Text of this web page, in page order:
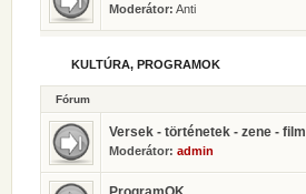
Moderátor: Anti
KULTÚRA, PROGRAMOK
Fórum
Versek - történetek - zene - film
Moderátor: admin